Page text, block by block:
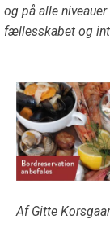
og på alle
fællesskabet og
Af Gitte